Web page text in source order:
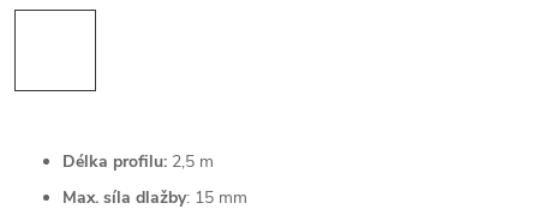
Délka profilu: 2,5 m
Max. síla dlažby: 15 mm